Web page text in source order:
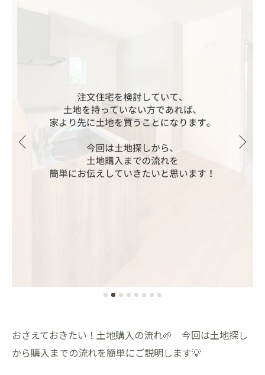
おさえておきたい！土地購入の流れ🌱 今回は土地探し
から購入までの流れを簡単にご説明します💡